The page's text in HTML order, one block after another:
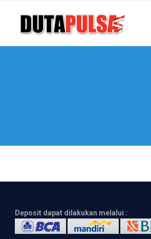
Deposit dapat dilakukan melalui :